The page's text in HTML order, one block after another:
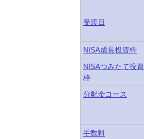
受渡日
NISA成長投資枠
NISAつみたて投資
枠
分配金コース
手数料